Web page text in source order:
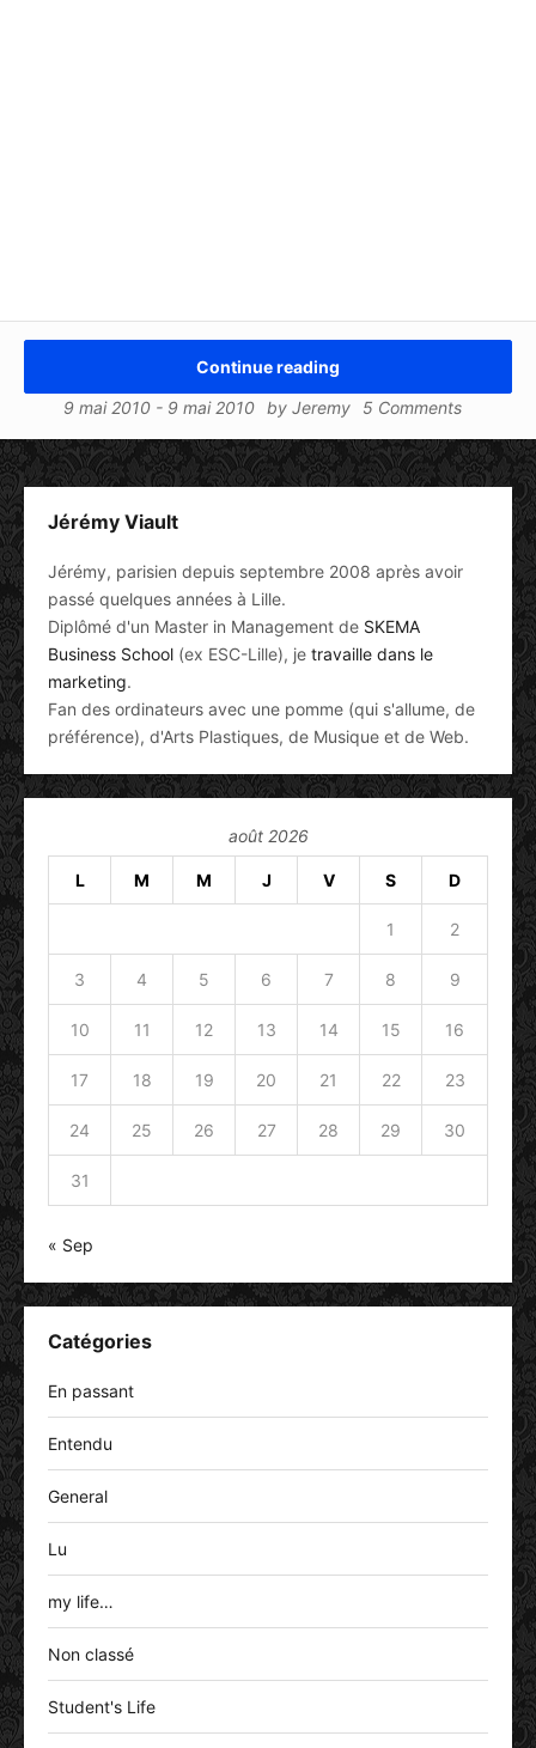
Continue reading
9 mai 2010- 9 mai 2010 by Jeremy 5 Comments
Jérémy Viault
Jérémy, parisien depuis septembre 2008 après avoir
passé quelques années à Lille.
Diplômé d'un Master in Management de SKEMA
Business School (ex ESC-Lille), je travaille dans le
marketing.
Fan des ordinateurs avec une pomme (qui s'allume, de
préférence), d'Arts Plastiques, de Musique et de Web.
août 2026
L M M J V S D
1 2
3 4 5 6 7 8 9
10 11 12 13 14 15 16
17 18 19 20 21 22 23
24 25 26 27 28 29 30
31
« Sep
Catégories
En passant
Entendu
General
Lu
my life…
Non classé
Student's Life